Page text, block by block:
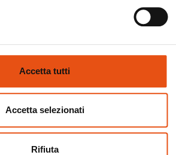
Accetta tutti
Accetta selezionati
Rifiuta
Spedizioni Sicure